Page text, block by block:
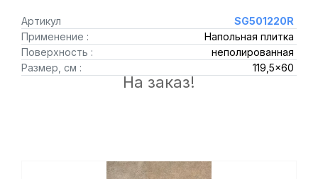
Артикул
SG501220R
Применение :
Напольная плитка
Поверхность :
неполированная
Размер, см :
119,5x60
На заказ!